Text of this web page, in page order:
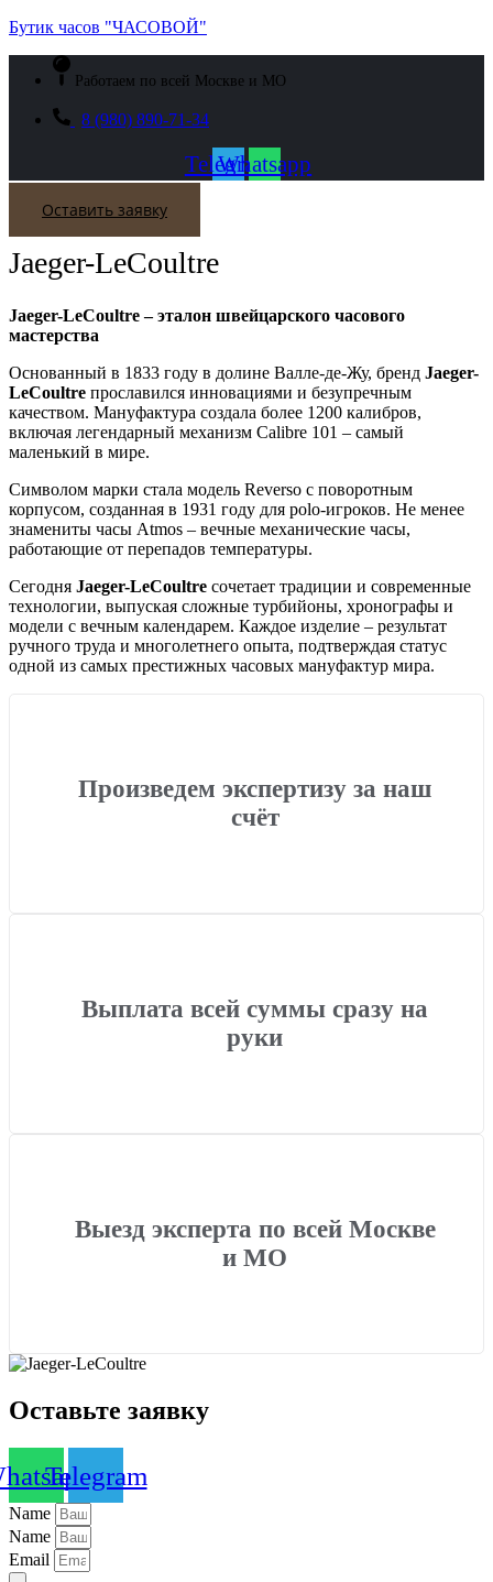
Бутик часов "ЧАСОВОЙ"
Работаем по всей Москве и МО
8 (980) 890-71-34
Telegram
Whatsapp
Оставить заявку
Jaeger-LeCoultre
Jaeger-LeCoultre – эталон швейцарского часового
мастерства
Основанный в 1833 году в долине Валле-де-Жу, бренд Jaeger-
LeCoultre прославился инновациями и безупречным
качеством. Мануфактура создала более 1200 калибров,
включая легендарный механизм Calibre 101 – самый
маленький в мире.
Символом марки стала модель Reverso с поворотным
корпусом, созданная в 1931 году для polo-игроков. Не менее
знамениты часы Atmos – вечные механические часы,
работающие от перепадов температуры.
Сегодня Jaeger-LeCoultre сочетает традиции и современные
технологии, выпуская сложные турбийоны, хронографы и
модели с вечным календарем. Каждое изделие – результат
ручного труда и многолетнего опыта, подтверждая статус
одной из самых престижных часовых мануфактур мира.
Произведем экспертизу за наш
счёт
Выплата всей суммы сразу на
руки
Выезд эксперта по всей Москве
и МО
Оставьте заявку
Telegram
Name
Name
Email